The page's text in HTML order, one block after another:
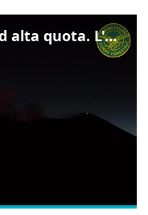
Etna, esplosioni e colate ad alta quota. L'aeroporto di Catania verso la normalità